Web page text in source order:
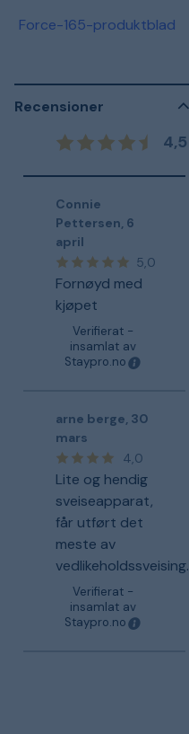
Force-165-produktblad
Recensioner
4,5
Connie
Pettersen, 6
april
5,0
Fornøyd med
kjøpet
Verifierat -
insamlat av
Staypro.no
arne berge, 30
mars
4,0
Lite og hendig
sveiseapparat,
får utført det
meste av
vedlikeholdssveising.
Verifierat -
insamlat av
Staypro.no